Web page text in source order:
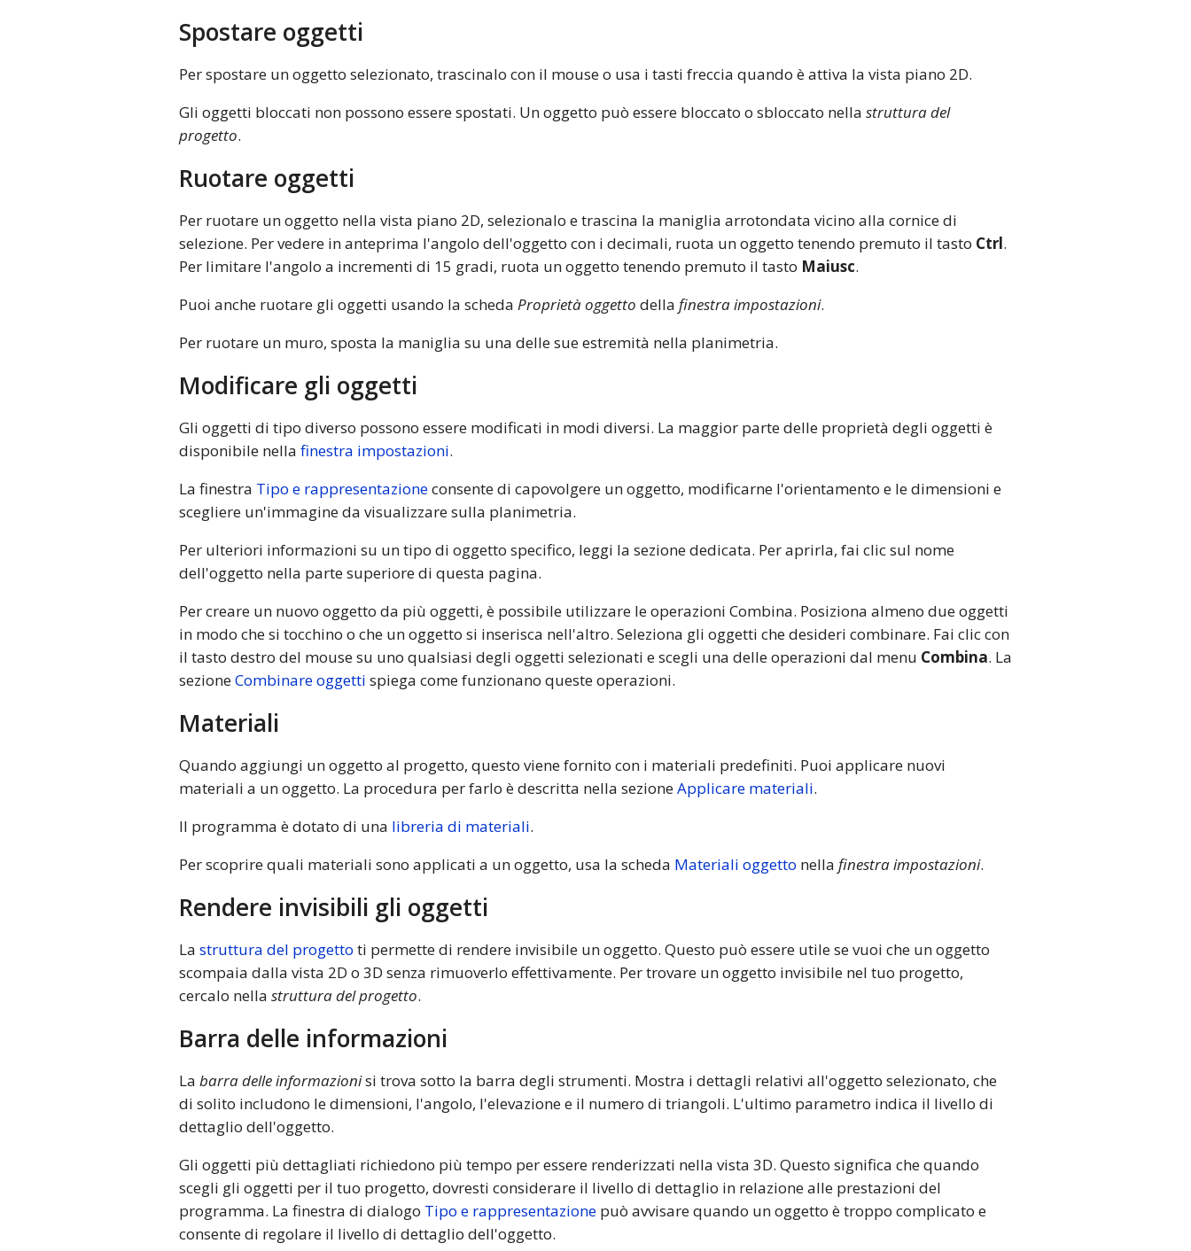
Spostare oggetti
Per spostare un oggetto selezionato, trascinalo con il mouse o usa i tasti freccia quando è attiva la vista piano 2D.
Gli oggetti bloccati non possono essere spostati. Un oggetto può essere bloccato o sbloccato nella struttura del
progetto.
Ruotare oggetti
Per ruotare un oggetto nella vista piano 2D, selezionalo e trascina la maniglia arrotondata vicino alla cornice di
selezione. Per vedere in anteprima l'angolo dell'oggetto con i decimali, ruota un oggetto tenendo premuto il tasto Ctrl.
Per limitare l'angolo a incrementi di 15 gradi, ruota un oggetto tenendo premuto il tasto Maiusc.
Puoi anche ruotare gli oggetti usando la scheda Proprietà oggetto della finestra impostazioni.
Per ruotare un muro, sposta la maniglia su una delle sue estremità nella planimetria.
Modificare gli oggetti
Gli oggetti di tipo diverso possono essere modificati in modi diversi. La maggior parte delle proprietà degli oggetti è
disponibile nella finestra impostazioni.
La finestra Tipo e rappresentazioneconsente di capovolgere un oggetto, modificarne l'orientamento e le dimensioni e
scegliere un'immagine da visualizzare sulla planimetria.
Per ulteriori informazioni su un tipo di oggetto specifico, leggi la sezione dedicata. Per aprirla, fai clic sul nome
dell'oggetto nella parte superiore di questa pagina.
Per creare un nuovo oggetto da più oggetti, è possibile utilizzare le operazioni Combina. Posiziona almeno due oggetti
in modo che si tocchino o che un oggetto si inserisca nell'altro. Seleziona gli oggetti che desideri combinare. Fai clic con
il tasto destro del mouse su uno qualsiasi degli oggetti selezionati e scegli una delle operazioni dal menu Combina. La
sezioneCombinare oggetti spiega come funzionano queste operazioni.
Materiali
Quando aggiungi un oggetto al progetto, questo viene fornito con i materiali predefiniti. Puoi applicare nuovi
materiali a un oggetto. La procedura per farlo è descritta nella sezioneApplicare materiali.
Il programma è dotato di una libreria di materiali.
Per scoprire quali materiali sono applicati a un oggetto, usa la scheda Materiali oggetto nella finestra impostazioni.
Rendere invisibili gli oggetti
La struttura del progetto ti permette di rendere invisibile un oggetto. Questo può essere utile se vuoi che un oggetto
scompaia dalla vista 2D o 3D senza rimuoverlo effettivamente. Per trovare un oggetto invisibile nel tuo progetto,
cercalo nella struttura del progetto.
Barra delle informazioni
La barra delle informazionisi trova sotto la barra degli strumenti. Mostra i dettagli relativi all'oggetto selezionato, che
di solito includono le dimensioni, l'angolo, l'elevazione e il numero di triangoli. L'ultimo parametro indica il livello di
dettaglio dell'oggetto.
Gli oggetti più dettagliati richiedono più tempo per essere renderizzati nella vista 3D. Questo significa che quando
scegli gli oggetti per il tuo progetto, dovresti considerare il livello di dettaglio in relazione alle prestazioni del
programma. La finestra di dialogo Tipo e rappresentazione può avvisare quando un oggetto è troppo complicato e
consente di regolare il livello di dettaglio dell'oggetto.